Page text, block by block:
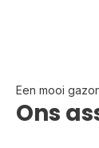
Een mooi
Ons